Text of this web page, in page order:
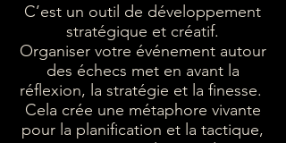
C’est un outil de développement
stratégique et créatif.
Organiser votre événement autour
des échecs met en avant la
réflexion, la stratégie et la finesse.
Cela crée une métaphore vivante
pour la planification et la tactique,